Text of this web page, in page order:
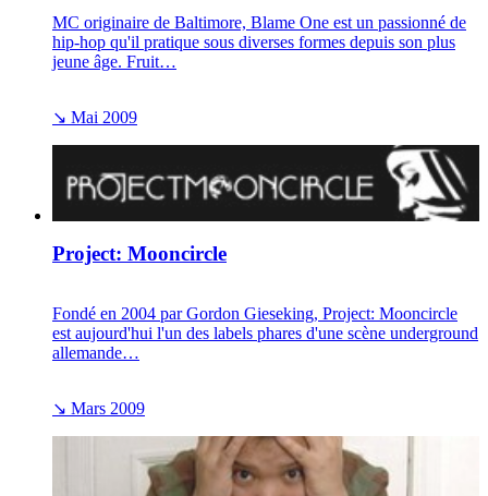
MC originaire de Baltimore, Blame One est un passionné de
hip-hop qu'il pratique sous diverses formes depuis son plus
jeune âge. Fruit…
↘ Mai 2009
Project: Mooncircle
Fondé en 2004 par Gordon Gieseking, Project: Mooncircle
est aujourd'hui l'un des labels phares d'une scène underground
allemande…
↘ Mars 2009